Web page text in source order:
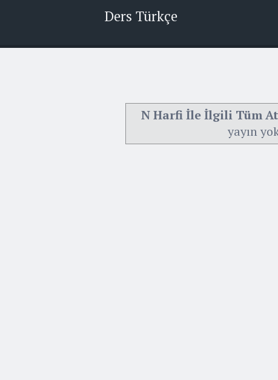
Ders Türkçe
N Harfi İle İlgili Tüm
yayın